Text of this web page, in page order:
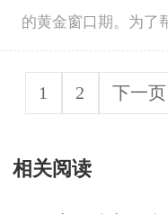
的黄金窗口期。为了
1 2 下一页
相关阅读